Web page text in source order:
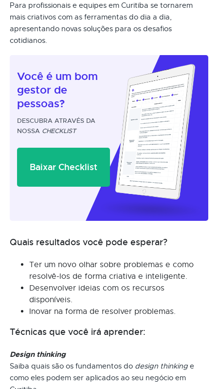
Para profissionais e equipes em Curitiba se tornarem
mais criativos com as ferramentas do dia a dia,
apresentando novas soluções para os desafios
cotidianos.
Você é um bom
gestor de
pessoas?
DESCUBRA ATRAVÉS DA
NOSSA CHECKLIST
Baixar Checklist
Quais resultados você pode esperar?
Ter um novo olhar sobre problemas e como
resolvê-los de forma criativa e inteligente.
Desenvolver ideias com os recursos
disponíveis.
Inovar na forma de resolver problemas.
Técnicas que você irá aprender:
Design thinking
Saiba quais são os fundamentos do design thinking e
como eles podem ser aplicados ao seu negócio em